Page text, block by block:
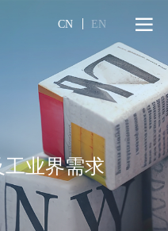
CN EN
业界需求